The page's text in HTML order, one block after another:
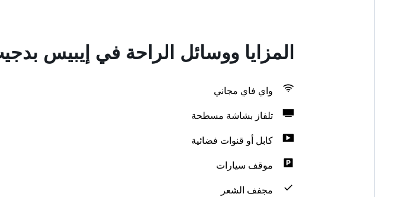
المزايا ووسائل الراحة في إيبيس
واي فاي مجاني
تلفاز بشاشة مسطحة
كابل أو قنوات فضائية
موقف سيارات
مجفف الشعر